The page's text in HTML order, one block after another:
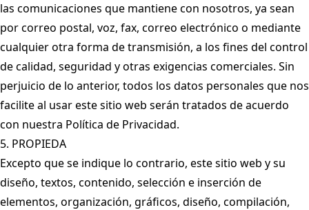
las comunicaciones que mantiene con nosotros, ya sean
por correo postal, voz, fax, correo electrónico o mediante
cualquier otra forma de transmisión, a los fines del control
de calidad, seguridad y otras exigencias comerciales. Sin
perjuicio de lo anterior, todos los datos personales que nos
facilite al usar este sitio web serán tratados de acuerdo
con nuestra Política de Privacidad.
5. PROPIEDA
Excepto que se indique lo contrario, este sitio web y su
diseño, textos, contenido, selección e inserción de
elementos, organización, gráficos, diseño, compilación,